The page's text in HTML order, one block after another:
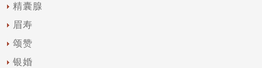
精囊腺
眉寿
颂赞
银婚